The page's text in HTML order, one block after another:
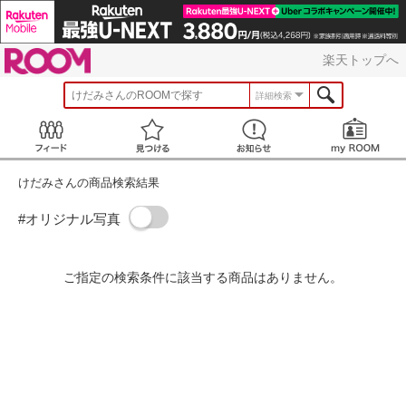
楽天トップへ
けだみさんのROOMで探す 詳細検索
見つける お知らせ
けだみさんの商品検索結果
#オリジナル写真
ご指定の検索条件に該当する商品はありません。